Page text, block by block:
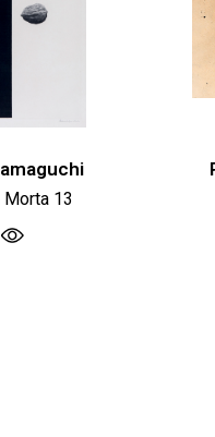
Morta 13